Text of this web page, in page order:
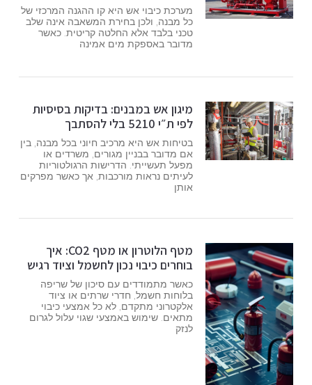
מערכת כיבוי אש היא קו ההגנה המרכזי של
כל מבנה, ולכן בחירת המשאבה אינה שלב
טכני בלבד אלא החלטה קריטית. כאשר
מדובר באספקת מים אמינה
מיגון אש במבנים: בדיקות בסיסיות
לפי ת״י 5210 בלי להסתבך
בטיחות אש היא מרכיב חיוני בכל מבנה, בין
אם מדובר בבניין מגורים, משרדים או
מפעל תעשייתי. הדרישות הרגולטוריות
לעיתים נראות מורכבות, אך כאשר מפרקים
אותן
מטף הלוטרון או מטף CO2: איך
בוחרים כיבוי נכון לחשמל וציוד רגיש
כאשר מתמודדים עם סיכון של שריפה
בלוחות חשמל, חדרי שרתים או ציוד
אלקטרוני מתקדם, לא כל אמצעי כיבוי
מתאים. שימוש באמצעי שגוי עלול לגרום
לנזק